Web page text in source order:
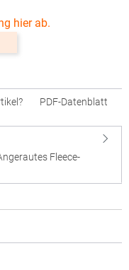
hier ab.
PDF-Datenblatt
Fleece-